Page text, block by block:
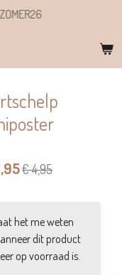
€ 4,95
het me weten
dit product
op voorraad is.